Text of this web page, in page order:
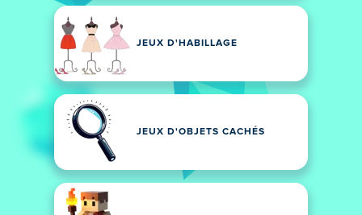
JEUX D'HABILLAGE
JEUX D'OBJETS CACHÉS